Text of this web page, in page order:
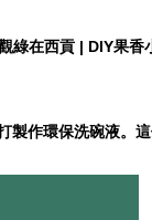
綠在西貢 | DIY果香
製作環保洗碗液。